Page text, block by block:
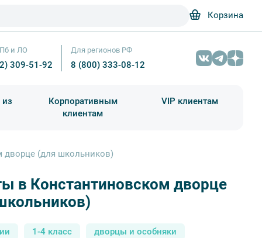
Корзина
и ЛО
309-51-92
Для регионов РФ
8 (800) 333-08-12
Корпоративным
клиентам
VIP клиентам
дворце (для школьников)
в Константиновском дворце
1-4 класс дворцы и особняки